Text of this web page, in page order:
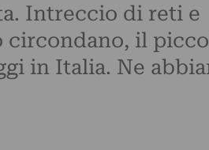
Intreccio di reti e
circondano, il
in Italia. Ne